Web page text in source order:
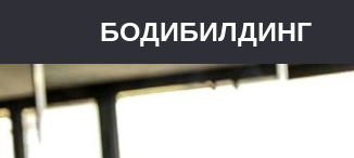
БОДИБИЛДИНГ